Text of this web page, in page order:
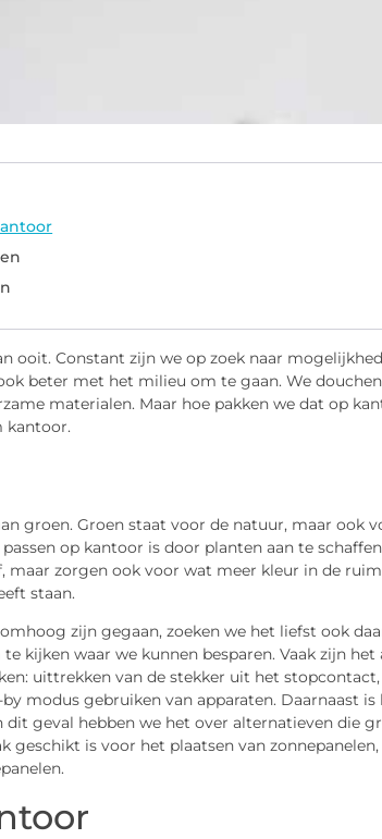
ooit. Constant zijn we op zoek naar
beter met het milieu om te gaan. We douchen
materialen. Maar hoe pakken we dat op
kantoor.
groen. Groen staat voor de natuur, maar ook
op kantoor is door planten aan te
zorgen ook voor wat meer kleur in de
staan.
zijn gegaan, zoeken we het liefst ook
kijken waar we kunnen besparen. Vaak zijn het
uittrekken van de stekker uit het stopcontact,
modus gebruiken van apparaten. Daarnaast is
geval hebben we het over alternatieven die
is voor het plaatsen van zonnepanelen,